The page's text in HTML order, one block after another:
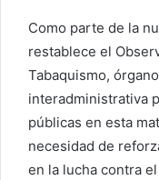
Como parte de la
restablece el
Tabaquismo,
interadministrativa
públicas en esta
necesidad de
en la lucha contra